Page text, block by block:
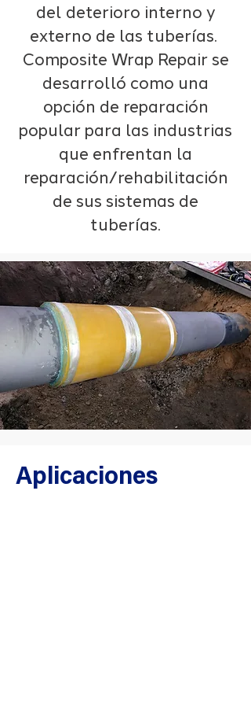
del deterioro interno y
externo de las tuberías.
Composite Wrap Repair se
desarrolló como una
opción de reparación
popular para las industrias
que enfrentan la
reparación/rehabilitación
de sus sistemas de
tuberías.
​Aplicaciones